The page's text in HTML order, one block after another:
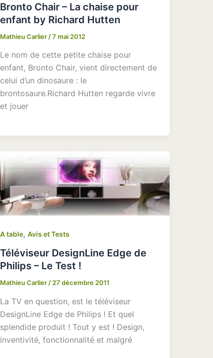
Bronto Chair – La chaise pour
enfant by Richard Hutten
Mathieu Carlier /7 mai 2012
Le nom de cette petite chaise pour
enfant, Bronto Chair, vient directement de
celui d’un dinosaure : le
brontosaure.Richard Hutten regarde vivre
et jouer
A table, Avis et Tests
Téléviseur DesignLine Edge de
Philips – Le Test !
Mathieu Carlier / 27 décembre 2011
La TV en question, est le téléviseur
DesignLine Edge de Philips ! Et quel
splendide produit ! Tout y est ! Design,
inventivité, fonctionnalité et malgré